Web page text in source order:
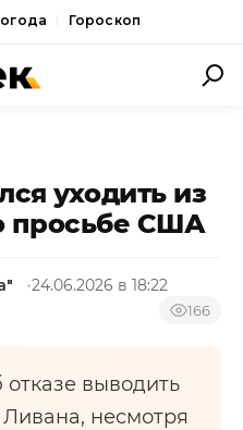
Гороскоп
уходить из
просьбе США
24.06.2026 в 18:22
166
выводить
несмотря